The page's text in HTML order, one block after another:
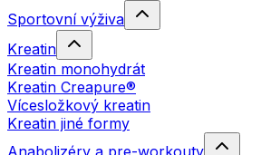
Sportovní výživa
Kreatin
Kreatin monohydrát
Kreatin Creapure®
Vícesložkový kreatin
Kreatin jiné formy